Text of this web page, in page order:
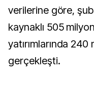
verilerine göre,
kaynaklı 505
yatırımlarında
gerçekleşti.